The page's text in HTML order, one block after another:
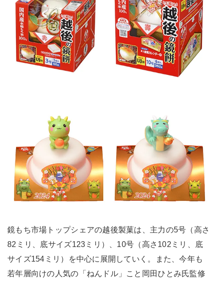
鏡もち市場トップシェアの越後製菓は、主力の5号（高さ
82ミリ、底サイズ123ミリ）、10号（高さ102ミリ、底
サイズ154ミリ）を中心に展開していく。また、今年も
若年層向けの人気の「ねんドル」こと岡田ひとみ氏監修